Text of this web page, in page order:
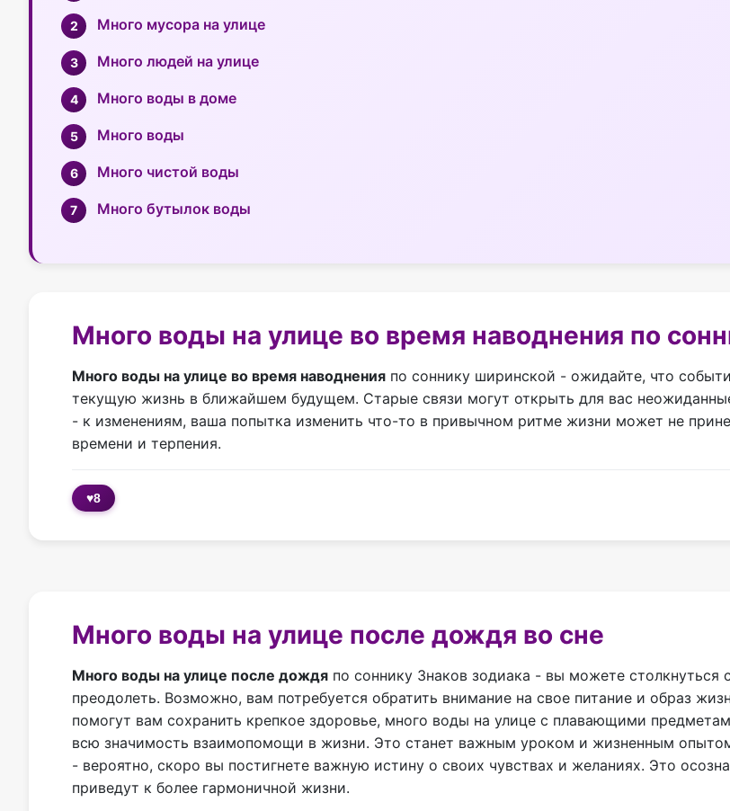
Много мусора на улице
Много людей на улице
Много воды в доме
Много воды
Много чистой воды
Много бутылок воды
Много воды на улице во время наводнения по
Много воды на улице во время наводнения по соннику ширинской - ожидайте, что
текущую жизнь в ближайшем будущем. Старые связи могут открыть для вас
- к изменениям, ваша попытка изменить что-то в привычном ритме жизни может не
времени и терпения.
♥8
Много воды на улице после дождя во сне
Много воды на улице после дождя по соннику Знаков зодиака - вы можете
преодолеть. Возможно, вам потребуется обратить внимание на свое питание и образ
помогут вам сохранить крепкое здоровье, много воды на улице с плавающими
всю значимость взаимопомощи в жизни. Это станет важным уроком и жизненным
- вероятно, скоро вы постигнете важную истину о своих чувствах и желаниях. Это
приведут к более гармоничной жизни.